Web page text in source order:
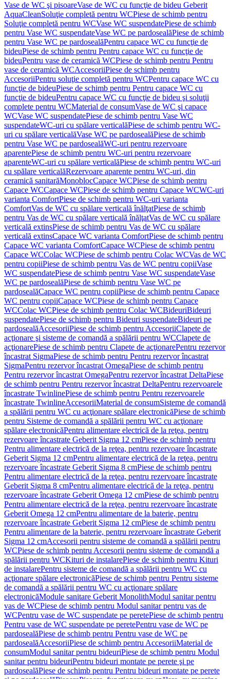
Vase de WC şi pisoareVase de WC cu funcţie de bideu Geberit
AquaCleanSoluţie completă pentru WCPiese de schimb pentru
Soluţie completă pentru WCVase WC suspendatePiese de schimb
pentru Vase WC suspendateVase WC pe pardosealăPiese de schimb
pentru Vase WC pe pardosealăPentru capace WC cu funcţie de
bideuPiese de schimb pentru Pentru capace WC cu funcţie de
bideuPentru vase de ceramică WCPiese de schimb pentru Pentru
vase de ceramică WCAccesoriiPiese de schimb pentru
AccesoriiPentru soluţie completă pentru WCPentru capace WC cu
funcţie de bideuPiese de schimb pentru Pentru capace WC cu
funcţie de bideuPentru capace WC cu funcţie de bideu şi soluţii
complete pentru WCMaterial de consumVase de WC şi capace
WCVase WC suspendatePiese de schimb pentru Vase WC
suspendateWC-uri cu spălare verticalăPiese de schimb pentru WC-
uri cu spălare verticalăVase WC pe pardosealăPiese de schimb
pentru Vase WC pe pardosealăWC-uri pentru rezervoare
aparentePiese de schimb pentru WC-uri pentru rezervoare
aparenteWC-uri cu spălare verticalăPiese de schimb pentru WC-uri
cu spălare verticalăRezervoare aparente pentru WC-uri, din
ceramică sanitarăMonoblocCapace WCPiese de schimb pentru
Capace WCCapace WCPiese de schimb pentru Capace WCWC-uri
varianta ComfortPiese de schimb pentru WC-uri varianta
ComfortVas de WC cu spălare verticală înălţatPiese de schimb
pentru Vas de WC cu spălare verticală înălţatVas de WC cu spălare
verticală extinsPiese de schimb pentru Vas de WC cu spălare
verticală extinsCapace WC varianta ComfortPiese de schimb pentru
Capace WC varianta ComfortCapace WCPiese de schimb pentru
Capace WCColac WCPiese de schimb pentru Colac WCVas de WC
pentru copiiPiese de schimb pentru Vas de WC pentru copiiVase
WC suspendatePiese de schimb pentru Vase WC suspendateVase
WC pe pardosealăPiese de schimb pentru Vase WC pe
pardosealăCapace WC pentru copiiPiese de schimb pentru Capace
WC pentru copiiCapace WCPiese de schimb pentru Capace
WCColac WCPiese de schimb pentru Colac WCBideuriBideuri
suspendatePiese de schimb pentru Bideuri suspendateBideuri pe
pardosealăAccesoriiPiese de schimb pentru AccesoriiClapete de
acţionare şi sisteme de comandă a spălării pentru WCClapete de
acţionarePiese de schimb pentru Clapete de acţionarePentru rezervor
încastrat SigmaPiese de schimb pentru Pentru rezervor încastrat
SigmaPentru rezervor încastrat OmegaPiese de schimb pentru
Pentru rezervor încastrat OmegaPentru rezervor încastrat DeltaPiese
de schimb pentru Pentru rezervor încastrat DeltaPentru rezervoarele
încastrate TwinlinePiese de schimb pentru Pentru rezervoarele
încastrate TwinlineAccesoriiMaterial de consumSisteme de comandă
a spălării pentru WC cu acţionare spălare electronicăPiese de schimb
pentru Sisteme de comandă a spălării pentru WC cu acţionare
spălare electronicăPentru alimentare electrică de la reţea, pentru
rezervoare încastrate Geberit Sigma 12 cmPiese de schimb pentru
Pentru alimentare electrică de la reţea, pentru rezervoare încastrate
Geberit Sigma 12 cmPentru alimentare electrică de la reţea, pentru
rezervoare încastrate Geberit Sigma 8 cmPiese de schimb pentru
Pentru alimentare electrică de la reţea, pentru rezervoare încastrate
Geberit Sigma 8 cmPentru alimentare electrică de la reţea, pentru
rezervoare încastrate Geberit Omega 12 cmPiese de schimb pentru
Pentru alimentare electrică de la reţea, pentru rezervoare încastrate
Geberit Omega 12 cmPentru alimentare de la baterie, pentru
rezervoare încastrate Geberit Sigma 12 cmPiese de schimb pentru
Pentru alimentare de la baterie, pentru rezervoare încastrate Geberit
Sigma 12 cmAccesorii pentru sisteme de comandă a spălării pentru
WCPiese de schimb pentru Accesorii pentru sisteme de comandă a
spălării pentru WCKituri de instalarePiese de schimb pentru Kituri
de instalarePentru sisteme de comandă a spălării pentru WC cu
acţionare spălare electronicăPiese de schimb pentru Pentru sisteme
de comandă a spălării pentru WC cu acţionare spălare
electronicăModule sanitare Geberit MonolithModul sanitar pentru
vas de WCPiese de schimb pentru Modul sanitar pentru vas de
WCPentru vase de WC suspendate pe peretePiese de schimb pentru
Pentru vase de WC suspendate pe peretePentru vase de WC pe
pardosealăPiese de schimb pentru Pentru vase de WC pe
pardosealăAccesoriiPiese de schimb pentru AccesoriiMaterial de
consumModul sanitar pentru bideuriPiese de schimb pentru Modul
sanitar pentru bideuriPentru bideuri montate pe perete şi pe
pardosealăPiese de schimb pentru Pentru bideuri montate pe perete